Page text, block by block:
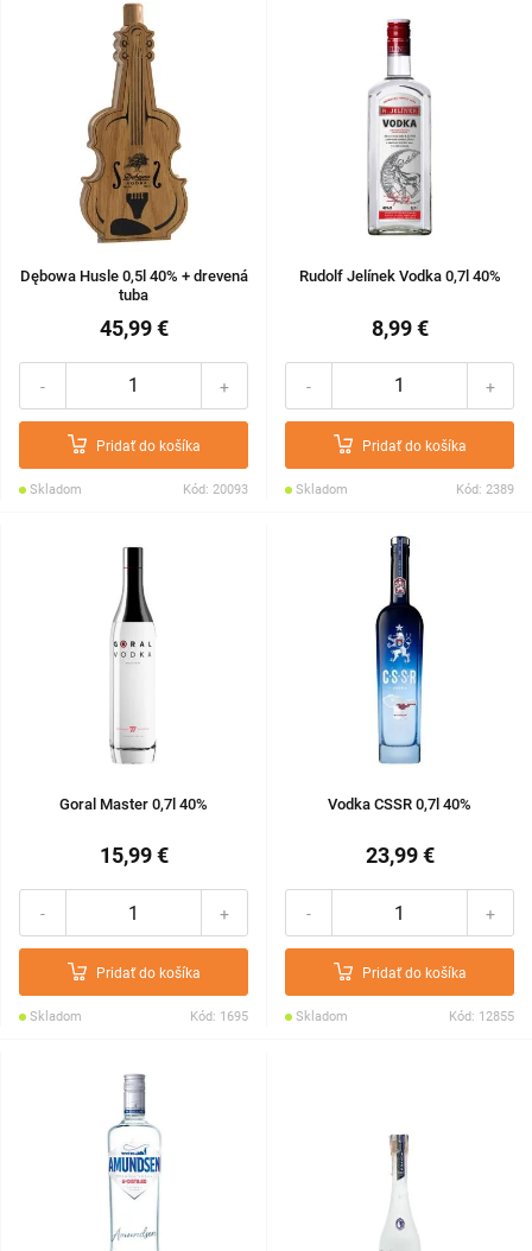
Dębowa Husle 0,5l 40% + drevená
tuba
45,99 €
- +
Pridať do košíka
Skladom Kód: 20093
Rudolf Jelínek Vodka 0,7l 40%
8,99 €
- +
Pridať do košíka
Skladom Kód: 2389
Goral Master 0,7l 40%
15,99 €
- +
Pridať do košíka
Skladom Kód: 1695
Vodka CSSR 0,7l 40%
23,99 €
- +
Pridať do košíka
Skladom Kód: 12855